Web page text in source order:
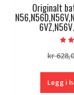
Originalt
kr
Legg i